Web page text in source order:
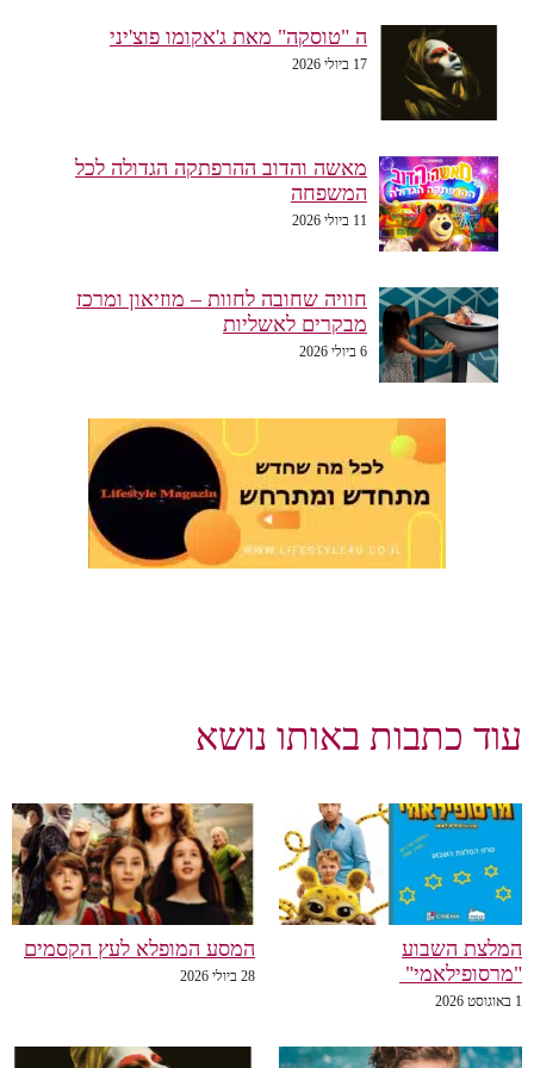
ה "טוסקה" מאת ג'אקומו פוצ'יני
מאשה והדוב ההרפתקה הגדולה לכל
המשפחה
11 ביולי 2026
חוויה שחובה לחוות – מוזיאון ומרכז
מבקרים לאשליות
6 ביולי 2026
כתבות באותו נושא
השבוע
המסע המופלא לעץ הקסמים